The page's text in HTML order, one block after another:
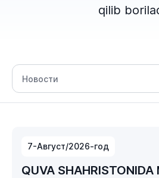
qilib
Выберите раздел
7-Август/2026-год
QUVA SHAHRISTONIDA